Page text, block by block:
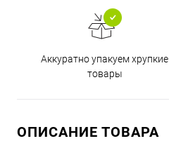
Аккуратно упакуем хрупкие
товары
ОПИСАНИЕ ТОВАРА